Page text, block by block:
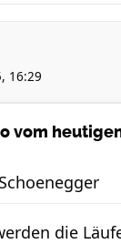
16:29
vom
die